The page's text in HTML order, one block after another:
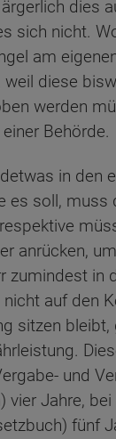
dies
sich nicht.
am
diese
werden
Behörde.
in den
es soll, muss
anrücken,
zumindest in
auf den
sitzen bleibt,
und
vier Jahre, bei
fünf